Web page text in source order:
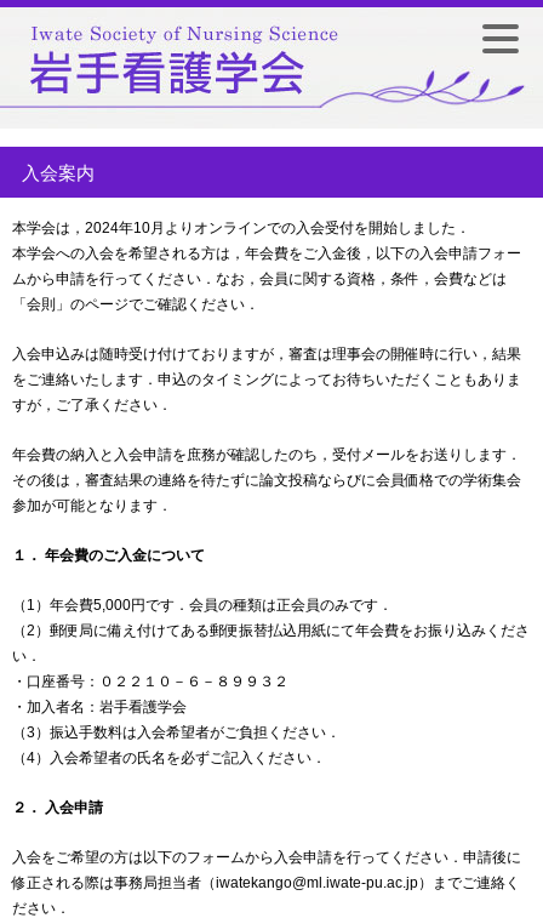
入会案内
本学会は，2024年10月よりオンラインでの入会受付を開始しました．
本学会への入会を希望される方は，年会費をご入金後，以下の入会申請フォー
ムから申請を行ってください．なお，会員に関する資格，条件，会費などは
「会則」のページでご確認ください．
入会申込みは随時受け付けておりますが，審査は理事会の開催時に行い，結果
をご連絡いたします．申込のタイミングによってお待ちいただくこともありま
すが，ご了承ください．
年会費の納入と入会申請を庶務が確認したのち，受付メールをお送りします．
その後は，審査結果の連絡を待たずに論文投稿ならびに会員価格での学術集会
参加が可能となります．
１． 年会費のご入金について
（1）年会費5,000円です．会員の種類は正会員のみです．
（2）郵便局に備え付けてある郵便振替払込用紙にて年会費をお振り込みくださ
い．
・口座番号：０２２１０－６－８９９３２
・加入者名：岩手看護学会
（3）振込手数料は入会希望者がご負担ください．
（4）入会希望者の氏名を必ずご記入ください．
２． 入会申請
入会をご希望の方は以下のフォームから入会申請を行ってください．申請後に
修正される際は事務局担当者（iwatekango@ml.iwate-pu.ac.jp）までご連絡く
ださい．